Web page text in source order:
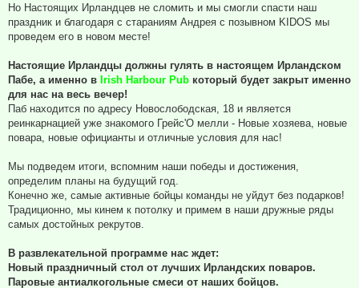
Но Настоящих Ирландцев не сломить и мы смогли спасти наш
праздник и благодаря с стараниям Андрея с позывном KIDOS мы
проведем его в новом месте!
Настоящие Ирландцы должны гулять в настоящем Ирландском
Пабе, а именно в Irish Harbour Pub который будет закрыт именно
для нас на весь вечер!
Паб находится по адресу Новослободская, 18 и является
реинкарнацией уже знакомого Грейс'О мелли - Новые хозяева, новые
повара, новые официанты и отличные условия для нас!
Мы подведем итоги, вспомним наши победы и достижения,
определим планы на будущий год.
Конечно же, самые активные бойцы команды не уйдут без подарков!
Традиционно, мы кинем к потолку и примем в наши дружные ряды
самых достойных рекрутов.
В развлекательной программе нас ждет:
Новый праздничный стол от лучших Ирландских поваров.
Паровые антиалкогольные смеси от наших бойцов.